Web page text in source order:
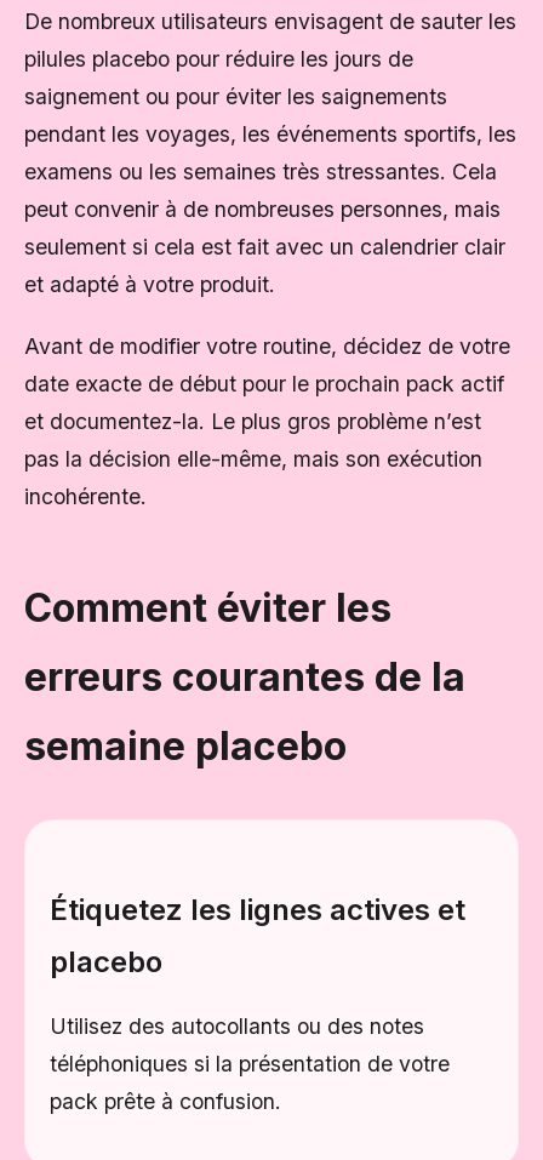
De nombreux utilisateurs envisagent de sauter les
pilules placebo pour réduire les jours de
saignement ou pour éviter les saignements
pendant les voyages, les événements sportifs, les
examens ou les semaines très stressantes. Cela
peut convenir à de nombreuses personnes, mais
seulement si cela est fait avec un calendrier clair
et adapté à votre produit.
Avant de modifier votre routine, décidez de votre
date exacte de début pour le prochain pack actif
et documentez-la. Le plus gros problème n’est
pas la décision elle-même, mais son exécution
incohérente.
Comment éviter les
erreurs courantes de la
semaine placebo
Étiquetez les lignes actives et
placebo
Utilisez des autocollants ou des notes
téléphoniques si la présentation de votre
pack prête à confusion.